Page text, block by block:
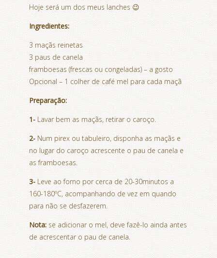
Hoje será um dos meus lanches 😉
Ingredientes:
3 maçãs reinetas
3 paus de canela
framboesas (frescas ou congeladas) – a gosto
Opcional – 1 colher de café mel para cada maçã
Preparação:
1- Lavar bem as maçãs, retirar o caroço.
2-Num pirex ou tabuleiro, disponha as maçãs e
no lugar do caroço acrescente o pau de canela e
as framboesas.
3- Leve ao forno por cerca de 20-30minutos a
160-180ºC, acompanhando de vez em quando
para não se desfazerem.
Nota: se adicionar o mel, deve fazê-lo ainda antes
de acrescentar o pau de canela.